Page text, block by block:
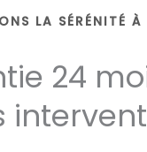
LA SÉRÉNITÉ À
24